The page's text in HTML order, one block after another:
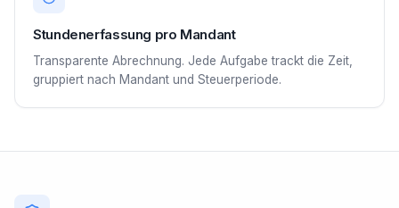
Stundenerfassung pro Mandant
Transparente Abrechnung. Jede Aufgabe trackt die Zeit,
gruppiert nach Mandant und Steuerperiode.